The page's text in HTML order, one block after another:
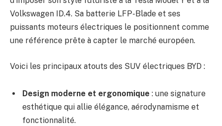
Volkswagen ID.4. Sa batterie LFP-Blade et ses
puissants moteurs électriques le positionnent comme
une référence prête à capter le marché européen.
Voici les principaux atouts des SUV électriques BYD :
Design moderne et ergonomique : une signature
esthétique qui allie élégance, aérodynamisme et
fonctionnalité.